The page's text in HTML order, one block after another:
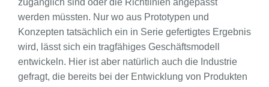
werden müssten. Nur wo aus Prototypen und
Konzepten tatsächlich ein in Serie gefertigtes Ergebnis
wird, lässt sich ein tragfähiges Geschäftsmodell
entwickeln. Hier ist aber natürlich auch die Industrie
gefragt, die bereits bei der Entwicklung von Produkten